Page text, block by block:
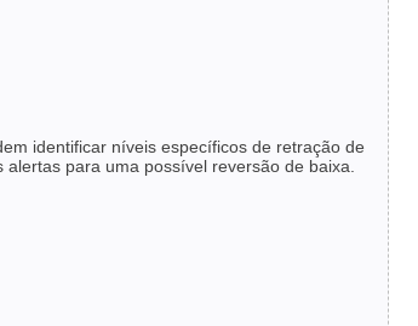
identificar níveis específicos de retração de
para uma possível reversão de baixa.